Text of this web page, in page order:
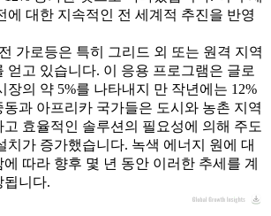
에 대한 지속적인 전 세계적 추진을 반영
가로등은 특히 그리드 외 또는 원격 지역
얻고 있습니다. 이 응용 프로그램은 글로
장의 약 5%를 나타내지 만 작년에는 12%
과 아프리카 국가들은 도시와 농촌 지역
효율적인 솔루션의 필요성에 의해 주도
치가 증가했습니다. 녹색 에너지 원에 대
따라 향후 몇 년 동안 이러한 추세를 계
됩니다.